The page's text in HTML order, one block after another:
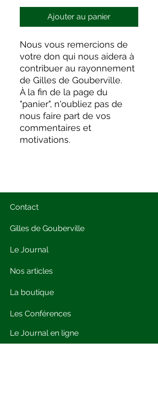
Ajouter au panier
Nous vous remercions de
votre don qui nous aidera à
contribuer au rayonnement
de Gilles de Gouberville.
À la fin de la page du
"panier", n'oubliez pas de
nous faire part de vos
commentaires et
motivations.
Contact
Gilles de Gouberville
Le Journal
Nos articles
La boutique
Les Conférences
Le Journal en ligne